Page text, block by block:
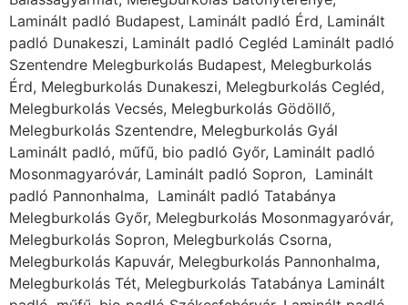
Melegburkolás Kapuvár, Melegburkolás Pannonhalma,
Melegburkolás Tét, Melegburkolás Tatabánya Laminált
padló, műfű, bio padló Székesfehérvár, Laminált padló
Dunaújváros, Laminált padló Bicske, Laminált padló
Gárdony, Laminált padló Velence Melegburkolás
Székesfehérvár, Melegburkolás Dunaújváros,
Melegburkolás Bicske, Melegburkolás Gárdony,
Melegburkolás Mór, Melegburkolás Enying,
Melegburkolás Polgárdi, Melegburkolás Velence
Laminált padló Veszprém, Laminált padló
Székesfehérvár, Laminált padló Ajka, Laminált padló
Balatonfüred, Laminált padló Tapolca, Laminált padló
Várpalota, Melegburkolás Veszprém, Melegburkolás
Székesfehérvár, Melegburkolás Ajka, Melegburkolás